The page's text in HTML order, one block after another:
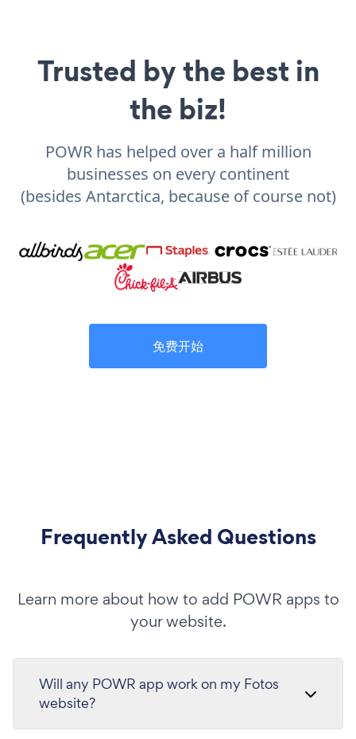
Trusted by the best in
the biz!
POWR has helped over a half million
businesses on every continent
(besides Antarctica, because of course not)
免费开始
Frequently Asked Questions
Learn more about how to add POWR apps to
your website.
Will any POWR app work on my Fotos
website?